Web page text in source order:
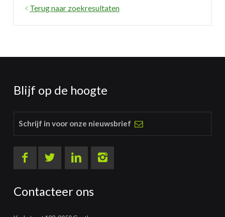
Terug naar zoekresultaten
Blijf op de hoogte
Schrijf in voor onze nieuwsbrief
Contacteer ons